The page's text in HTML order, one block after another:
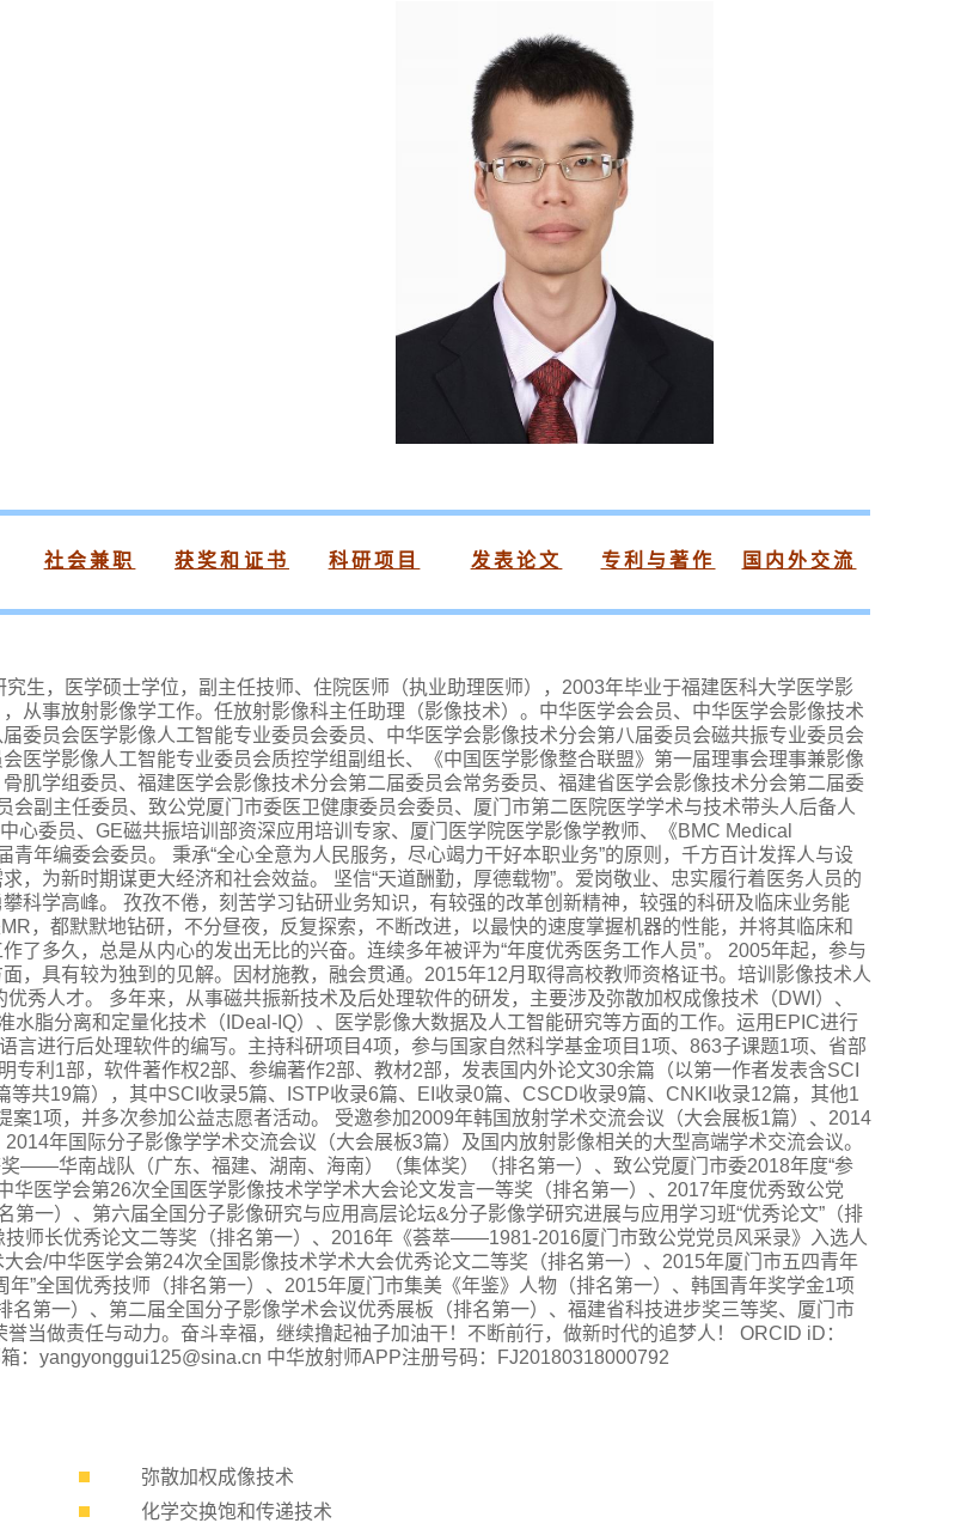
社会兼职 获奖和证书 科研项目 发表论文 专利与著作 国内外交流
生，医学硕士学位，副主任技师、住院医师（执业助理医师），2003年毕业于福建医科大学医学影
从事放射影像学工作。任放射影像科主任助理（影像技术）。中华医学会会员、中华医学会影像技术
委员会医学影像人工智能专业委员会委员、中华医学会影像技术分会第八届委员会磁共振专业委员会
医学影像人工智能专业委员会质控学组副组长、《中国医学影像整合联盟》第一届理事会理事兼影像
肌学组委员、福建医学会影像技术分会第二届委员会常务委员、福建省医学会影像技术分会第二届委
副主任委员、致公党厦门市委医卫健康委员会委员、厦门市第二医院医学学术与技术带头人后备人
委员、GE磁共振培训部资深应用培训专家、厦门医学院医学影像学教师、《BMC Medical
年编委会委员。 秉承“全心全意为人民服务，尽心竭力干好本职业务”的原则，千方百计发挥人与设
，为新时期谋更大经济和社会效益。 坚信“天道酬勤，厚德载物”。爱岗敬业、忠实履行着医务人员的
科学高峰。 孜孜不倦，刻苦学习钻研业务知识，有较强的改革创新精神，较强的科研及临床业务能
，都默默地钻研，不分昼夜，反复探索，不断改进，以最快的速度掌握机器的性能，并将其临床和
了多久，总是从内心的发出无比的兴奋。连续多年被评为“年度优秀医务工作人员”。 2005年起，参与
，具有较为独到的见解。因材施教，融会贯通。2015年12月取得高校教师资格证书。培训影像技术人
秀人才。 多年来，从事磁共振新技术及后处理软件的研发，主要涉及弥散加权成像技术（DWI）、
脂分离和定量化技术（IDeal-IQ）、医学影像大数据及人工智能研究等方面的工作。运用EPIC进行
言进行后处理软件的编写。主持科研项目4项，参与国家自然科学基金项目1项、863子课题1项、省部
利1部，软件著作权2部、参编著作2部、教材2部，发表国内外论文30余篇（以第一作者发表含SCI
共19篇），其中SCI收录5篇、ISTP收录6篇、EI收录0篇、CSCD收录9篇、CNKI收录12篇，其他1
1项，并多次参加公益志愿者活动。 受邀参加2009年韩国放射学术交流会议（大会展板1篇）、2014
年国际分子影像学学术交流会议（大会展板3篇）及国内放射影像相关的大型高端学术交流会议。
——华南战队（广东、福建、湖南、海南）（集体奖）（排名第一）、致公党厦门市委2018年度“参
医学会第26次全国医学影像技术学学术大会论文发言一等奖（排名第一）、2017年度优秀致公党
第一）、第六届全国分子影像研究与应用高层论坛&分子影像学研究进展与应用学习班“优秀论文”（排
师长优秀论文二等奖（排名第一）、2016年《荟萃——1981-2016厦门市致公党党员风采录》入选人
会/中华医学会第24次全国影像技术学术大会优秀论文二等奖（排名第一）、2015年厦门市五四青年
”全国优秀技师（排名第一）、2015年厦门市集美《年鉴》人物（排名第一）、韩国青年奖学金1项
第一）、第二届全国分子影像学术会议优秀展板（排名第一）、福建省科技进步奖三等奖、厦门市
当做责任与动力。奋斗幸福，继续撸起袖子加油干！不断前行，做新时代的追梦人！ ORCID iD：
：yangyonggui125@sina.cn 中华放射师APP注册号码：FJ20180318000792
弥散加权成像技术
化学交换饱和传递技术